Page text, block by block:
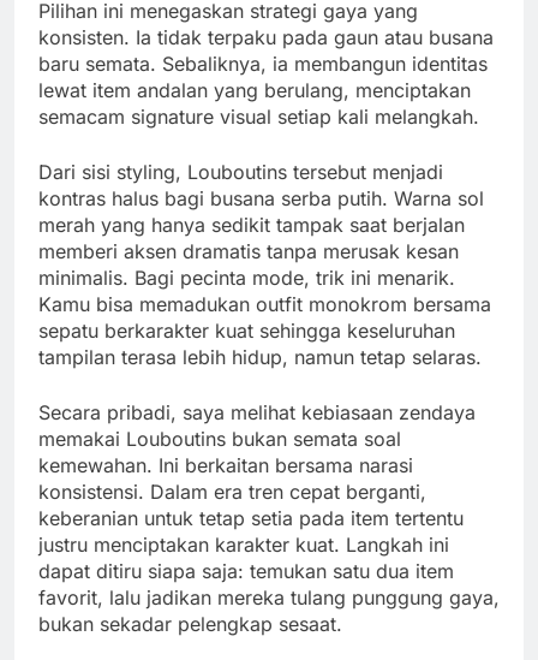
Pilihan ini menegaskan strategi gaya yang
konsisten. Ia tidak terpaku pada gaun atau busana
baru semata. Sebaliknya, ia membangun identitas
lewat item andalan yang berulang, menciptakan
semacam signature visual setiap kali melangkah.
Dari sisi styling, Louboutins tersebut menjadi
kontras halus bagi busana serba putih. Warna sol
merah yang hanya sedikit tampak saat berjalan
memberi aksen dramatis tanpa merusak kesan
minimalis. Bagi pecinta mode, trik ini menarik.
Kamu bisa memadukan outfit monokrom bersama
sepatu berkarakter kuat sehingga keseluruhan
tampilan terasa lebih hidup, namun tetap selaras.
Secara pribadi, saya melihat kebiasaan zendaya
memakai Louboutins bukan semata soal
kemewahan. Ini berkaitan bersama narasi
konsistensi. Dalam era tren cepat berganti,
keberanian untuk tetap setia pada item tertentu
justru menciptakan karakter kuat. Langkah ini
dapat ditiru siapa saja: temukan satu dua item
favorit, lalu jadikan mereka tulang punggung gaya,
bukan sekadar pelengkap sesaat.